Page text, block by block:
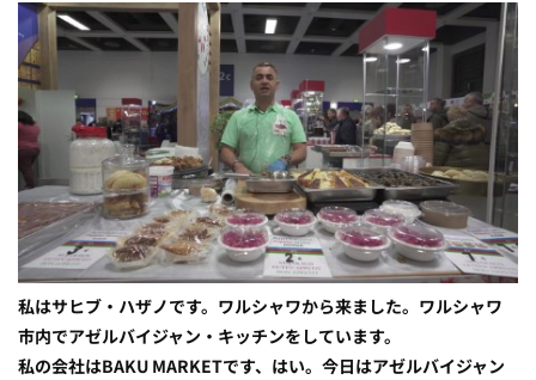
私はサヒブ・ハザノです。ワルシャワから来ました。ワルシャワ
市内でアゼルバイジャン・キッチンをしています。
私の会社はBAKU MARKETです、はい。今日はアゼルバイジャン